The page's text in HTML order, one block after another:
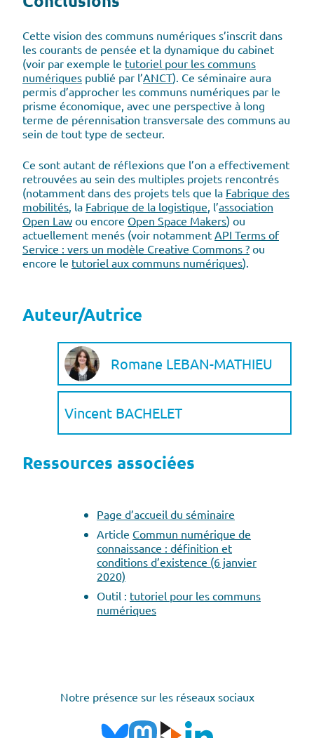
Cette vision des communs numériques s’inscrit dans
les courants de pensée et la dynamique du cabinet
(voir par exemple le tutoriel pour les communs
numériques publié par l’ANCT). Ce séminaire aura
permis d’approcher les communs numériques par le
prisme économique, avec une perspective à long
terme de pérennisation transversale des communs au
sein de tout type de secteur.
Ce sont autant de réflexions que l’on a effectivement
retrouvées au sein des multiples projets rencontrés
(notamment dans des projets tels que la Fabrique des
mobilités, la Fabrique de la logistique, l’association
Open Law ou encore Open Space Makers) ou
actuellement menés (voir notamment API Terms of
Service : vers un modèle Creative Commons ? ou
encore le tutoriel aux communs numériques).
Auteur/Autrice
Romane LEBAN-MATHIEU
Vincent BACHELET
Ressources associées
Page d’accueil du séminaire
Article Commun numérique de
connaissance : définition et
conditions d’existence (6 janvier
2020)
Outil : tutoriel pour les communs
numériques
Notre présence sur les réseaux sociaux